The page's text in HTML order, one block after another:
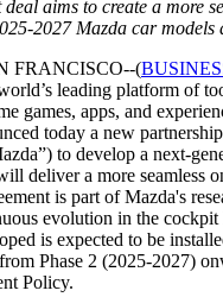
lancement et opérations de
joueurs
et acquérez des
magasins et D2C
en magasin en
et les expériences en
dans le monde réel
pratiques
d'experts
et éléments de base
créateurs et initiés
Unity dans le
et meilleures pratiques
subventionnée
aims to create a more
2027 Mazda car models
FRANCISCO--(
leading platform of
games, apps, and
today a new
to develop a next-
deliver a more seamless
is part of Mazda's
evolution in the
is expected to be
Phase 2 (2025-2027)
Policy.